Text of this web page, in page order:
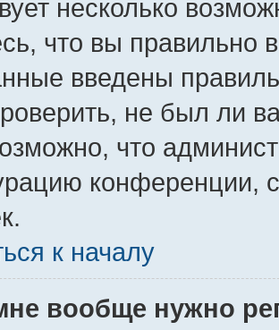
несколько
что вы правильно
введены
не был ли
что
конференции,
к началу
вообще нужно